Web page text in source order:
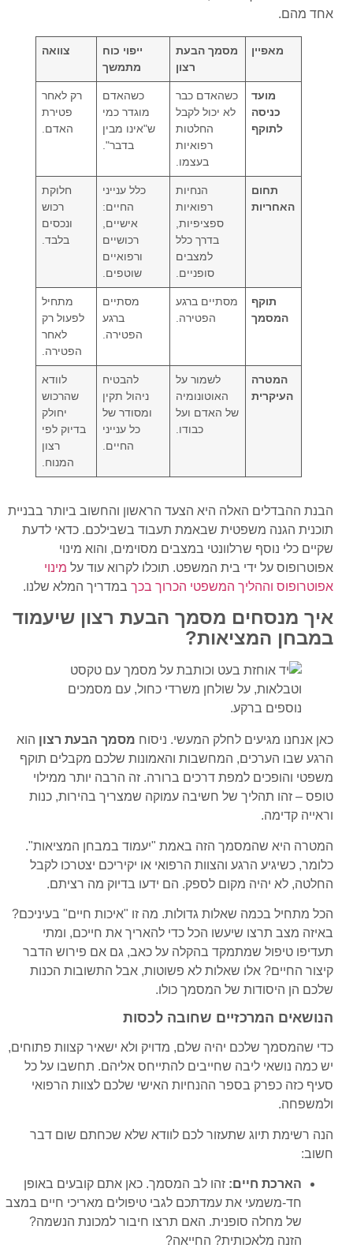
אחד מהם.
מאפיין
מסמך הבעת
רצון
ייפוי כוח
מתמשך
צוואה
מועד
כניסה
לתוקף
כשהאדם כבר
לא יכול לקבל
החלטות
רפואיות
בעצמו.
כשהאדם
מוגדר כמי
ש"אינו מבין
בדבר".
רק לאחר
פטירת
האדם.
תחום
האחריות
הנחיות
רפואיות
ספציפיות,
בדרך כלל
למצבים
סופניים.
כלל ענייני
החיים:
אישיים,
רכושיים
ורפואיים
שוטפים.
חלוקת
רכוש
ונכסים
בלבד.
תוקף
המסמך
מסתיים ברגע
הפטירה.
מסתיים
ברגע
הפטירה.
מתחיל
לפעול רק
לאחר
הפטירה.
המטרה
העיקרית
לשמור על
האוטונומיה
של האדם ועל
כבודו.
להבטיח
ניהול תקין
ומסודר של
כל ענייני
החיים.
לוודא
שהרכוש
יחולק
בדיוק לפי
רצון
המנוח.
הבנת ההבדלים האלה היא הצעד הראשון והחשוב ביותר בבניית
תוכנית הגנה משפטית שבאמת תעבוד בשבילכם. כדאי לדעת
שקיים כלי נוסף שרלוונטי במצבים מסוימים, והוא מינוי
אפוטרופוס על ידי בית המשפט. תוכלו לקרוא עוד על מינוי
אפוטרופוס וההליך המשפטי הכרוך בכך במדריך המלא שלנו.
איך מנסחים מסמך הבעת רצון שיעמוד
במבחן המציאות?
כאן אנחנו מגיעים לחלק המעשי. ניסוח מסמך הבעת רצון הוא
הרגע שבו הערכים, המחשבות והאמונות שלכם מקבלים תוקף
משפטי והופכים למפת דרכים ברורה. זה הרבה יותר ממילוי
טופס – זהו תהליך של חשיבה עמוקה שמצריך בהירות, כנות
וראייה קדימה.
המטרה היא שהמסמך הזה באמת "יעמוד במבחן המציאות".
כלומר, כשיגיע הרגע והצוות הרפואי או יקיריכם יצטרכו לקבל
החלטה, לא יהיה מקום לספק. הם ידעו בדיוק מה רציתם.
הכל מתחיל בכמה שאלות גדולות. מה זו "איכות חיים" בעיניכם?
באיזה מצב תרצו שיעשו הכל כדי להאריך את חייכם, ומתי
תעדיפו טיפול שמתמקד בהקלה על כאב, גם אם פירוש הדבר
קיצור החיים? אלו שאלות לא פשוטות, אבל התשובות הכנות
שלכם הן היסודות של המסמך כולו.
הנושאים המרכזיים שחובה לכסות
כדי שהמסמך שלכם יהיה שלם, מדויק ולא ישאיר קצוות פתוחים,
יש כמה נושאי ליבה שחייבים להתייחס אליהם. תחשבו על כל
סעיף כזה כפרק בספר ההנחיות האישי שלכם לצוות הרפואי
ולמשפחה.
הנה רשימת תיוג שתעזור לכם לוודא שלא שכחתם שום דבר
חשוב:
הארכת חיים: זהו לב המסמך. כאן אתם קובעים באופן
חד-משמעי את עמדתכם לגבי טיפולים מאריכי חיים במצב
של מחלה סופנית. האם תרצו חיבור למכונת הנשמה?
הזנה מלאכותית? החייאה?